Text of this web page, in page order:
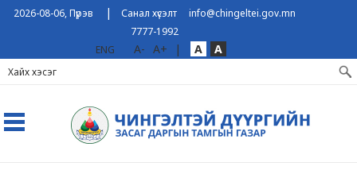
2026-08-06, Пүрэв |Санал хүсэлт
info@chingeltei.gov.mn
7777-1992
ENG
A- A+ | A A